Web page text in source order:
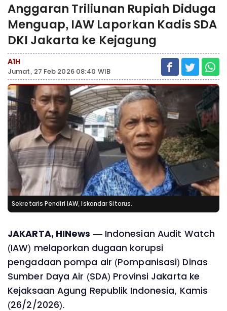
Anggaran Triliunan Rupiah Diduga
Menguap, IAW Laporkan Kadis SDA
DKI Jakarta ke Kejagung
A1H
Jumat, 27 Feb 2026 08:40 WIB
Sekretaris Pendiri IAW, Iskandar Sitorus.
JAKARTA, HINews — Indonesian Audit Watch
(IAW) melaporkan dugaan korupsi
pengadaan pompa air (Pompanisasi) Dinas
Sumber Daya Air (SDA) Provinsi Jakarta ke
Kejaksaan Agung Republik Indonesia, Kamis
(26/2/2026).